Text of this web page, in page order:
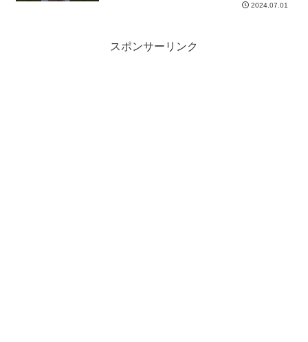
2024.07.01
スポンサーリンク